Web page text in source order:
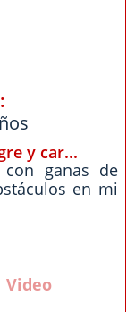
y car...
ganas de
en mi